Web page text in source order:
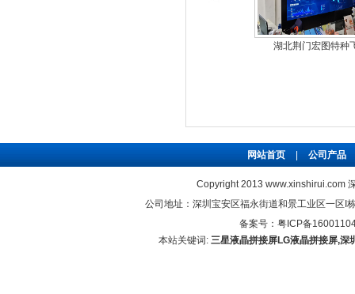
邮政储蓄银行
网站首页 公司产品
Copyright 2013 www.xinshirui.com
公司地址：深圳宝安区福永街道和景工业区一区
备案号： 粤ICP备
本站关键词: 三星液晶拼接屏LG液晶拼接屏,深